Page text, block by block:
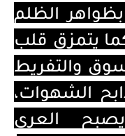
الظلم
يتمزق قلب
والتفريط
الشهوات،
العرى